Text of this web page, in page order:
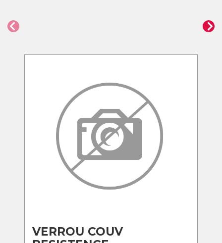
VERROU COUV